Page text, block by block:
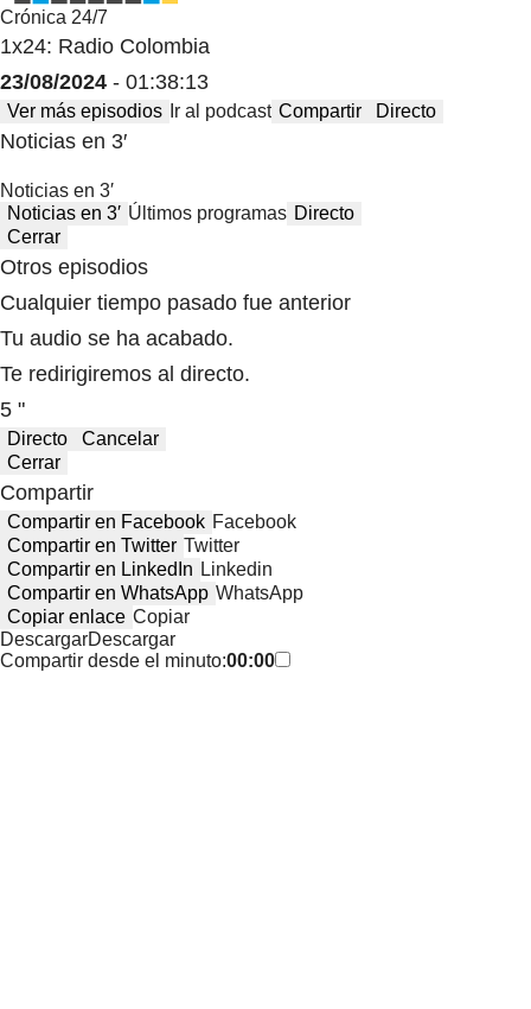
Crónica 24/7
1x24: Radio Colombia
23/08/2024 - 01:38:13
Ver más episodios Ir al podcast Compartir Directo
Noticias en 3′
Noticias en 3′
Noticias en 3′ Últimos programas Directo
Cerrar
Otros episodios
Cualquier tiempo pasado fue anterior
Tu audio se ha acabado.
Te redirigiremos al directo.
5 "
Directo
Cancelar
Cerrar
Compartir
Compartir en Facebook Facebook
Compartir en Twitter Twitter
Compartir en LinkedIn Linkedin
Compartir en WhatsApp WhatsApp
Copiar enlace Copiar
DescargarDescargar
Compartir desde el minuto:00:00